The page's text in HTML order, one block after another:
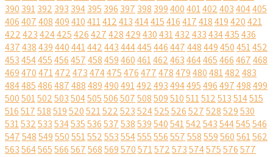
390 391392 393 394395 396 397 398 399400401402403404405
406407408409410411412413414415416417418419420421
422423424425426427428429430431432433434435436
437438439440441442443444445446447448449450451452
453454455456457458459460461462463464465466467468
469470471472473474475476477478479480481482483
484485486487488489490491492493494495496497498499
500501502503504505506507508509510511512513514515
516517518519520521522523524525526527528529530
531532533534535536537538539540541542543544545546
547548549550551552553554555556557558559560561562
563564565566567568569570571572573574575576577